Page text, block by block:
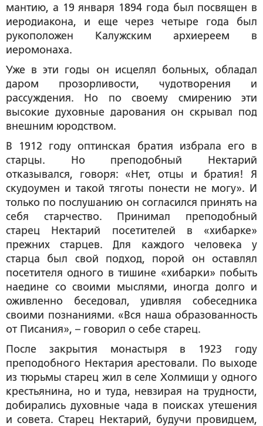
мантию, а 19 января 1894 года был посвящен в
иеродиакона, и еще через четыре года был
рукоположен Калужским архиереем в
иеромонаха.
Уже в эти годы он исцелял больных, обладал
даром прозорливости, чудотворения и
рассуждения. Но по своему смирению эти
высокие духовные дарования он скрывал под
внешним юродством.
В 1912 году оптинская братия избрала его в
старцы. Но преподобный Нектарий
отказывался, говоря: «Нет, отцы и братия! Я
скудоумен и такой тяготы понести не могу». И
только по послушанию он согласился принять на
себя старчество. Принимал преподобный
старец Нектарий посетителей в «хибарке»
прежних старцев. Для каждого человека у
старца был свой подход, порой он оставлял
посетителя одного в тишине «хибарки» побыть
наедине со своими мыслями, иногда долго и
оживленно беседовал, удивляя собеседника
своими познаниями. «Вся наша образованность
от Писания», – говорил о себе старец.
После закрытия монастыря в 1923 году
преподобного Нектария арестовали. По выходе
из тюрьмы старец жил в селе Холмищи у одного
крестьянина, но и туда, невзирая на трудности,
добирались духовные чада в поисках утешения
и совета. Старец Нектарий, будучи провидцем,